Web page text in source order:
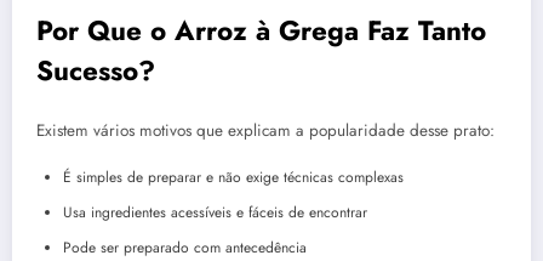
Por Que o Arroz à Grega Faz Tanto
Sucesso?
Existem vários motivos que explicam a popularidade desse prato:
É simples de preparar e não exige técnicas complexas
Usa ingredientes acessíveis e fáceis de encontrar
Pode ser preparado com antecedência